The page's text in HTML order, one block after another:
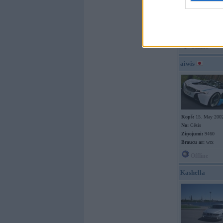
Kopš:17. Dec 2002
Offline
aiwis
Kopš: 15. May 2002
No: Cēsis
Ziņojumi: 9460
Braucu ar: wrx
Kashella